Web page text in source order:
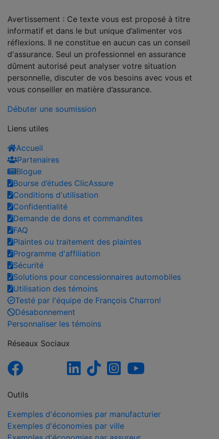
Avertissement : Ce texte vous est proposé à titre
informatif et dans le but unique d’alimenter vos
réflexions. Il ne constitue en aucun cas un conseil
d'assurance. Seul un professionnel en assurance
dûment autorisé peut analyser votre situation
personnelle, discuter de vos besoins avec vous et
vous conseiller en matière d’assurance.
Débuter une soumission
Liens utiles
Accueil
Partenaires
Blogue
Bourse d’études ClicAssure
Conditions d'utilisation
Confidentialité
Demande de dons et commandites
FAQ
Plaintes ou traitement des plaintes
Programme d'affiliation
Sécurité
Solutions pour concessionnaires automobiles
Utilisation des témoins
Testé par l'équipe de François Charron!
Désabonnement
Personnaliser les témoins
Réseaux Sociaux
Outils
Exemples d'économies par manufacturier
Exemples d'économies par ville